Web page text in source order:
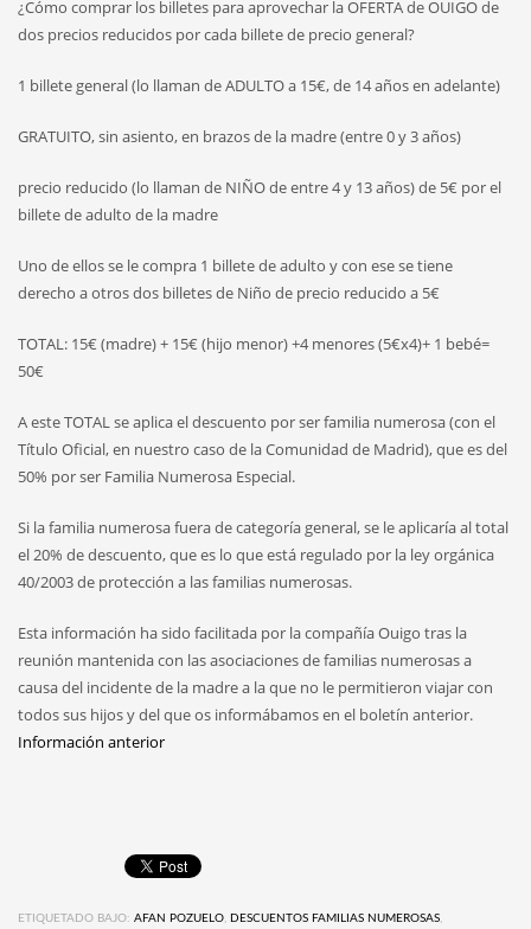
¿Cómo comprar los billetes para aprovechar la OFERTA de OUIGO de
dos precios reducidos por cada billete de precio general?
1 billete general (lo llaman de ADULTO a 15€, de 14 años en adelante)
GRATUITO, sin asiento, en brazos de la madre (entre 0 y 3 años)
precio reducido (lo llaman de NIÑO de entre 4 y 13 años) de 5€ por el
billete de adulto de la madre
Uno de ellos se le compra 1 billete de adulto y con ese se tiene
derecho a otros dos billetes de Niño de precio reducido a 5€
TOTAL: 15€ (madre) + 15€ (hijo menor) +4 menores (5€x4)+ 1 bebé=
50€
A este TOTAL se aplica el descuento por ser familia numerosa (con el
Título Oficial, en nuestro caso de la Comunidad de Madrid), que es del
50% por ser Familia Numerosa Especial.
Si la familia numerosa fuera de categoría general, se le aplicaría al total
el 20% de descuento, que es lo que está regulado por la ley orgánica
40/2003 de protección a las familias numerosas.
Esta información ha sido facilitada por la compañía Ouigo tras la
reunión mantenida con las asociaciones de familias numerosas a
causa del incidente de la madre a la que no le permitieron viajar con
todos sus hijos y del que os informábamos en el boletín anterior.
Información anterior
ETIQUETADO BAJO: AFAN POZUELO DESCUENTOS FAMILIAS NUMEROSAS